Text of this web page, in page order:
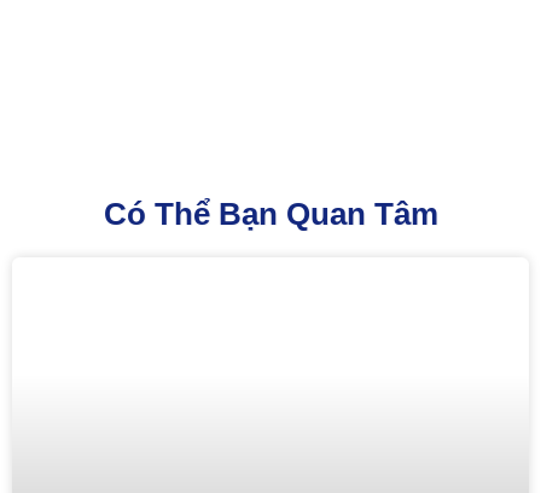
Có Thể Bạn Quan Tâm